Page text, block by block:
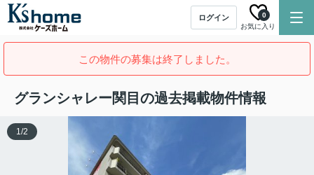
ログイン
お気に入り
0
この物件の募集は終了しました。
グランシャレー関目の過去掲載物件情報
1/2